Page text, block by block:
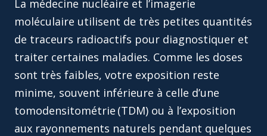
La médecine nucléaire et l’imagerie
moléculaire utilisent de très petites quantités
de traceurs radioactifs pour diagnostiquer et
traiter certaines maladies. Comme les doses
sont très faibles, votre exposition reste
minime, souvent inférieure à celle d’une
tomodensitométrie (TDM) ou à l’exposition
aux rayonnements naturels pendant quelques